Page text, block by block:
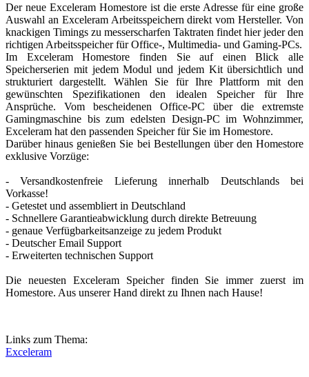
Der neue Exceleram Homestore ist die erste Adresse für eine große
Auswahl an Exceleram Arbeitsspeichern direkt vom Hersteller. Von
knackigen Timings zu messerscharfen Taktraten findet hier jeder den
richtigen Arbeitsspeicher für Office-, Multimedia- und Gaming-PCs.
Im Exceleram Homestore finden Sie auf einen Blick alle
Speicherserien mit jedem Modul und jedem Kit übersichtlich und
strukturiert dargestellt. Wählen Sie für Ihre Plattform mit den
gewünschten Spezifikationen den idealen Speicher für Ihre
Ansprüche. Vom bescheidenen Office-PC über die extremste
Gamingmaschine bis zum edelsten Design-PC im Wohnzimmer,
Exceleram hat den passenden Speicher für Sie im Homestore.
Darüber hinaus genießen Sie bei Bestellungen über den Homestore
exklusive Vorzüge:
- Versandkostenfreie Lieferung innerhalb Deutschlands bei
Vorkasse!
- Getestet und assembliert in Deutschland
- Schnellere Garantieabwicklung durch direkte Betreuung
- genaue Verfügbarkeitsanzeige zu jedem Produkt
- Deutscher Email Support
- Erweiterten technischen Support
Die neuesten Exceleram Speicher finden Sie immer zuerst im
Homestore. Aus unserer Hand direkt zu Ihnen nach Hause!
Links zum Thema:
Exceleram